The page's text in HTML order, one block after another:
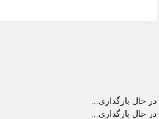
در حال بارگذاری...
در حال بارگذاری...